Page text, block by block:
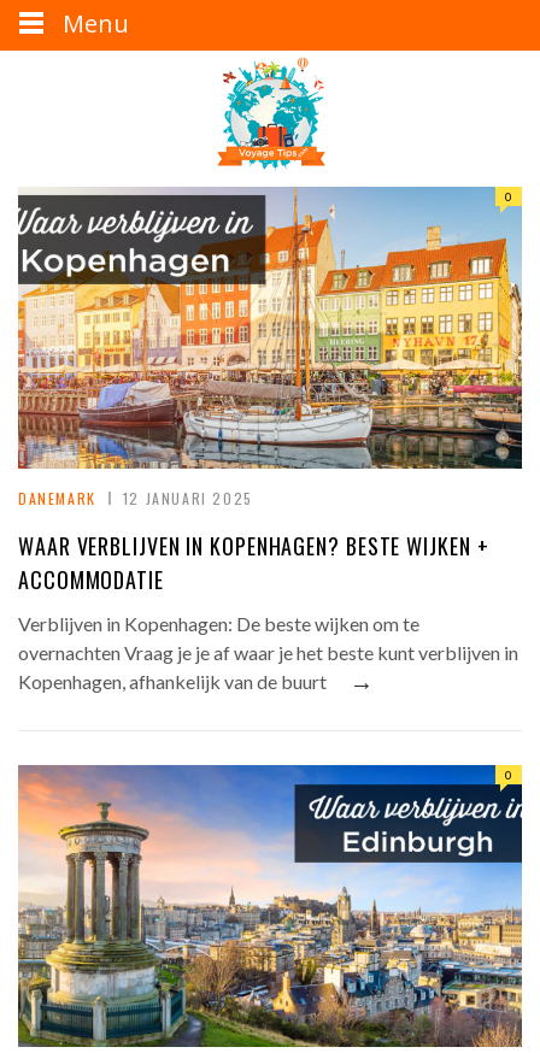
0
DANEMARK 12 JANUARI 2025
WAAR VERBLIJVEN IN KOPENHAGEN? BESTE WIJKEN +
ACCOMMODATIE
Verblijven in Kopenhagen: De beste wijken om te
overnachten Vraag je je af waar je het beste kunt verblijven in
Kopenhagen, afhankelijk van de buurt
→
0
Menu